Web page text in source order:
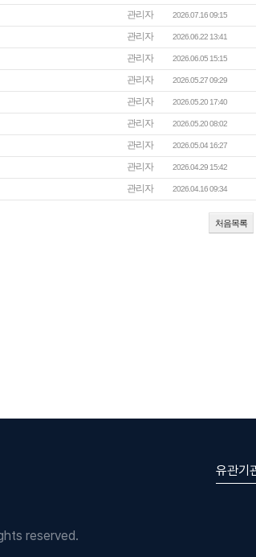
관리자 2026.07.16 09:15
관리자 2026.06.22 13:41
관리자 2026.06.05 15:15
관리자 2026.05.27 09:29
관리자 2026.05.20 17:40
관리자 2026.05.20 08:02
관리자 2026.05.04 16:27
관리자 2026.04.29 15:42
관리자 2026.04.16 09:34
처음목록
reserved.
유관기